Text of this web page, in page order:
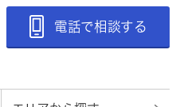
電話で相談する